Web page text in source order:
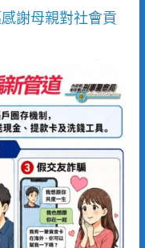
謝母親對社會貢